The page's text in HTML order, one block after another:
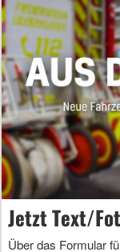
Jetzt Text/
Über das Formular